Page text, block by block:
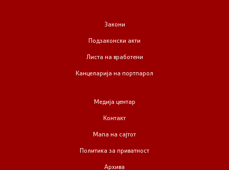
Закони
Подзаконски акти
Листа на вработени
Канцеларија на портпарол
Медија центар
Контакт
Мапа на сајтот
Политика за приватност
Архива